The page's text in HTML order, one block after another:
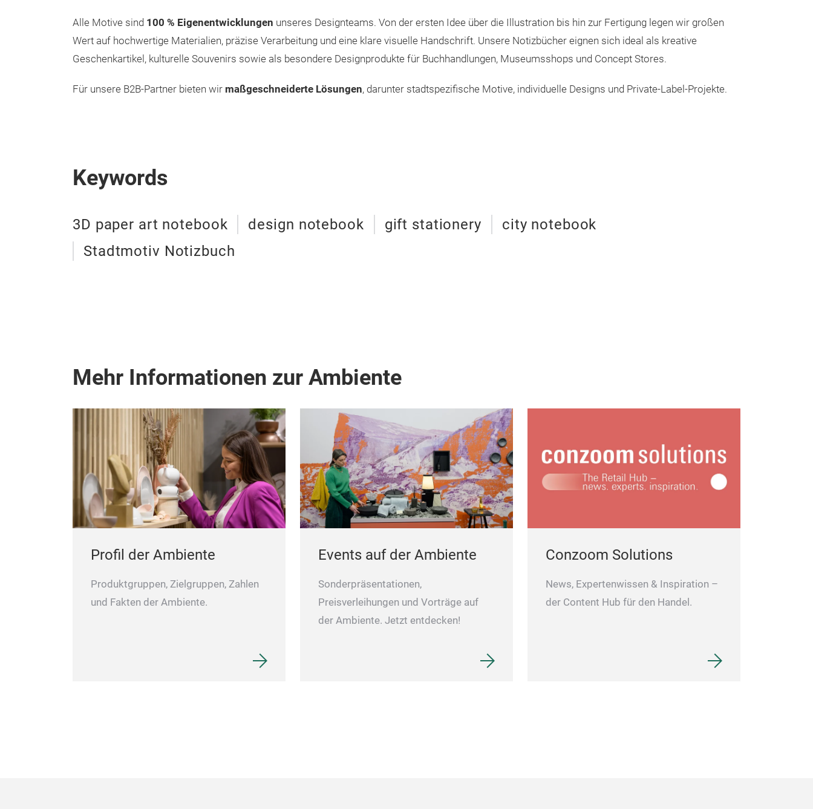
Alle Motive sind 100 % Eigenentwicklungen unseres Designteams. Von der ersten Idee über die Illustration bis hin zur Fertigung legen wir großen
Wert auf hochwertige Materialien, präzise Verarbeitung und eine klare visuelle Handschrift. Unsere Notizbücher eignen sich ideal als kreative
Geschenkartikel, kulturelle Souvenirs sowie als besondere Designprodukte für Buchhandlungen, Museumsshops und Concept Stores.
Für unsere B2B-Partner bieten wir maßgeschneiderte Lösungen, darunter stadtspezifische Motive, individuelle Designs und Private-Label-Projekte.
Keywords
3D paper art notebook design notebook gift stationery
city notebook
Stadtmotiv Notizbuch
Mehr Informationen zur Ambiente
Profil der Ambiente
Produktgruppen, Zielgruppen, Zahlen
und Fakten der Ambiente.
Events auf der Ambiente
Sonderpräsentationen,
Preisverleihungen und Vorträge auf
der Ambiente. Jetzt entdecken!
Conzoom Solutions
News, Expertenwissen & Inspiration –
der Content Hub für den Handel.